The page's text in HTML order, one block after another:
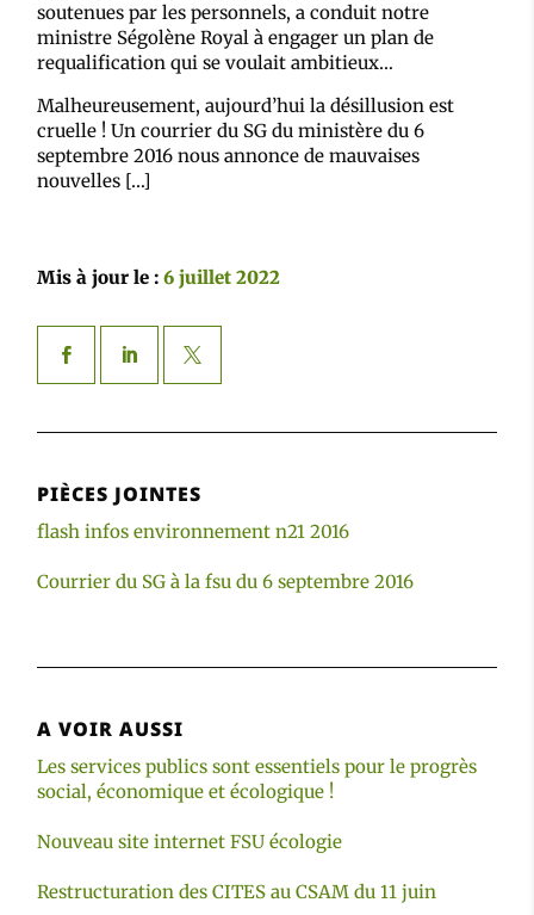
soutenues par les personnels, a conduit notre
ministre Ségolène Royal à engager un plan de
requalification qui se voulait ambitieux…
Malheureusement, aujourd’hui la désillusion est
cruelle ! Un courrier du SG du ministère du 6
septembre 2016 nous annonce de mauvaises
nouvelles […]
Mis à jour le :6 juillet 2022
PIÈCES JOINTES
flash infos environnement n21 2016
Courrier du SG à la fsu du 6 septembre 2016
A VOIR AUSSI
Les services publics sont essentiels pour le progrès
social, économique et écologique !
Nouveau site internet FSU écologie
Restructuration des CITES au CSAM du 11 juin